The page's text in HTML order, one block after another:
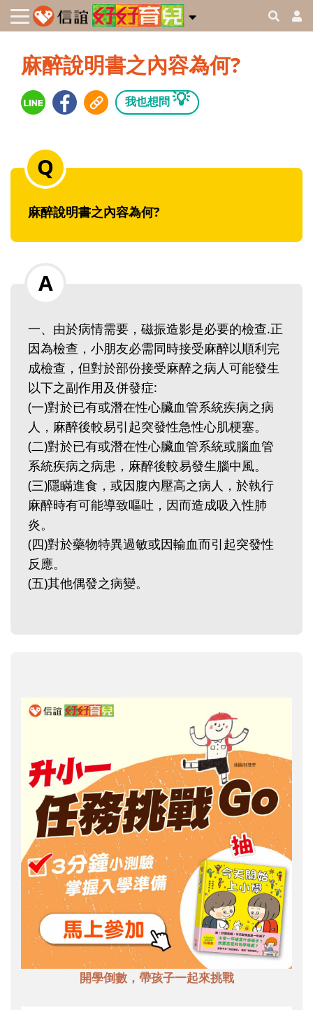
麻醉說明書之內容為何?
我也想問 💡
麻醉說明書之內容為何?
一、由於病情需要，磁振造影是必要的檢查.正
因為檢查，小朋友必需同時接受麻醉以順利完
成檢查，但對於部份接受麻醉之病人可能發生
以下之副作用及併發症:
(一)對於已有或潛在性心臟血管系統疾病之病
人，麻醉後較易引起突發性急性心肌梗塞。
(二)對於已有或潛在性心臟血管系統或腦血管
系統疾病之病患，麻醉後較易發生腦中風。
(三)隱瞞進食，或因腹內壓高之病人，於執行
麻醉時有可能導致嘔吐，因而造成吸入性肺
炎。
(四)對於藥物特異過敏或因輸血而引起突發性
反應。
(五)其他偶發之病變。
開學倒數，帶孩子一起來挑戰